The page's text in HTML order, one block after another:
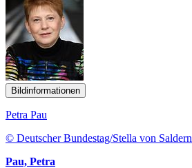
Bildinformationen
Petra Pau
© Deutscher Bundestag/Stella von Saldern
Pau, Petra